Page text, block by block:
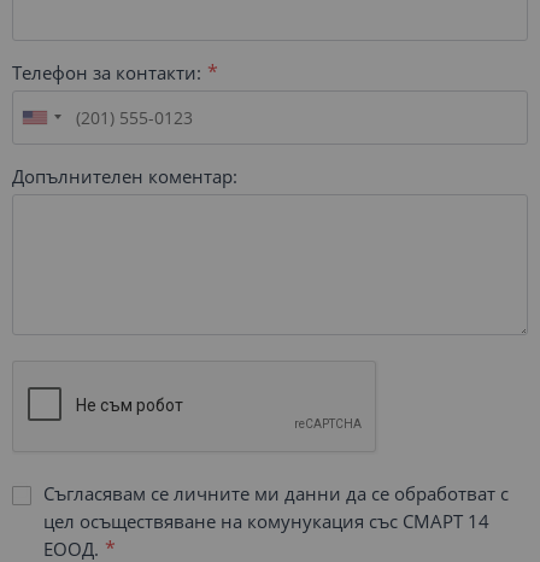
Телефон за контакти:
Допълнителен коментар:
Съгласявам се личните ми данни да се обработват с
цел осъществяване на комунукация със СМАРТ 14
ЕООД.